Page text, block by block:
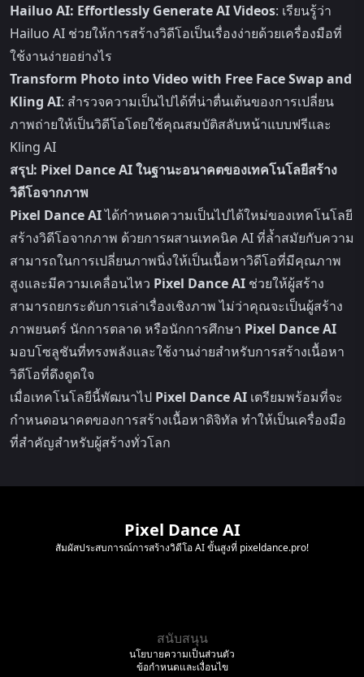
Hailuo AI: Effortlessly Generate AI Videos: เรียนรู้ว่า
Hailuo AI ช่วยให้การสร้างวิดีโอเป็นเรื่องง่ายด้วยเครื่องมือที่
ใช้งานง่ายอย่างไร
Transform Photo into Video with Free Face Swap and
Kling AI: สำรวจความเป็นไปได้ที่น่าตื่นเต้นของการเปลี่ยน
ภาพถ่ายให้เป็นวิดีโอโดยใช้คุณสมบัติสลับหน้าแบบฟรีและ
Kling AI
สรุป: Pixel Dance AI ในฐานะอนาคตของเทคโนโลยีสร้าง
วิดีโอจากภาพ
Pixel Dance AIได้กำหนดความเป็นไปได้ใหม่ของเทคโนโลยี
สร้างวิดีโอจากภาพ ด้วยการผสานเทคนิค AI ที่ล้ำสมัยกับความ
สามารถในการเปลี่ยนภาพนิ่งให้เป็นเนื้อหาวิดีโอที่มีคุณภาพ
สูงและมีความเคลื่อนไหว Pixel Dance AI ช่วยให้ผู้สร้าง
สามารถยกระดับการเล่าเรื่องเชิงภาพ ไม่ว่าคุณจะเป็นผู้สร้าง
ภาพยนตร์ นักการตลาด หรือนักการศึกษา Pixel Dance AI
มอบโซลูชันที่ทรงพลังและใช้งานง่ายสำหรับการสร้างเนื้อหา
วิดีโอที่ดึงดูดใจ
เมื่อเทคโนโลยีนี้พัฒนาไป Pixel Dance AI เตรียมพร้อมที่จะ
กำหนดอนาคตของการสร้างเนื้อหาดิจิทัล ทำให้เป็นเครื่องมือ
ที่สำคัญสำหรับผู้สร้างทั่วโลก
Pixel Dance AI
สัมผัสประสบการณ์การสร้างวิดีโอ AI ขั้นสูงที่ pixeldance.pro!
สนับสนุน
นโยบายความเป็นส่วนตัว
ข้อกำหนดและเงื่อนไข